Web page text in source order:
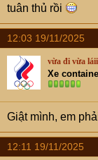
tuân thủ rồi
12:03 19/11/2025
vừa đi vừa láii
Xe
Giật mình, em
12:11 19/11/2025